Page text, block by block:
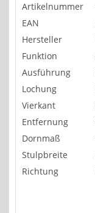
Artikelnummer
EAN
Hersteller
Funktion
Ausführung
Lochung
Vierkant
Entfernung
Dornmaß
Stulpbreite
Richtung